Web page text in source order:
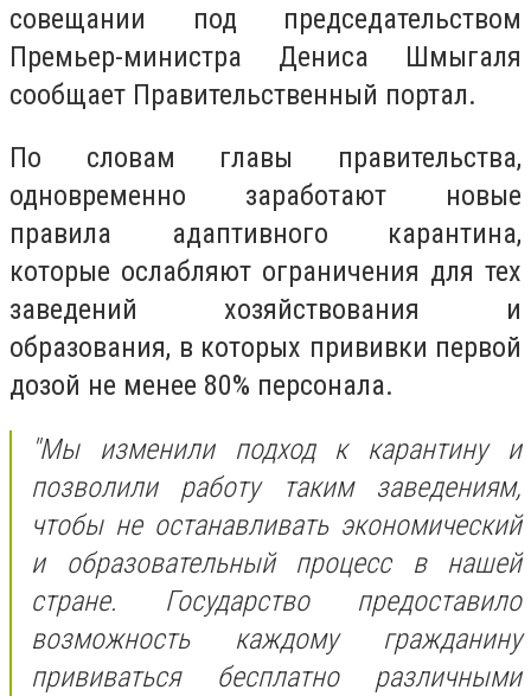
совещании под председательством
Премьер-министра Дениса Шмыгаля
сообщает Правительственный портал.
По словам главы правительства,
одновременно заработают новые
правила адаптивного карантина,
которые ослабляют ограничения для тех
заведений хозяйствования и
образования, в которых прививки первой
дозой не менее 80% персонала.
"Мы изменили подход к карантину и
позволили работу таким заведениям,
чтобы не останавливать экономический
и образовательный процесс в нашей
стране. Государство предоставило
возможность каждому гражданину
прививаться бесплатно различными